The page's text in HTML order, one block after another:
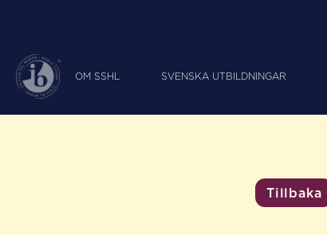
OM SSHL SVENSKA UTBILDNINGAR
Tillbaka